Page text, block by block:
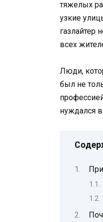
тяжелых
узкие
газлайтер
всех
Люди,
был не
нуждался